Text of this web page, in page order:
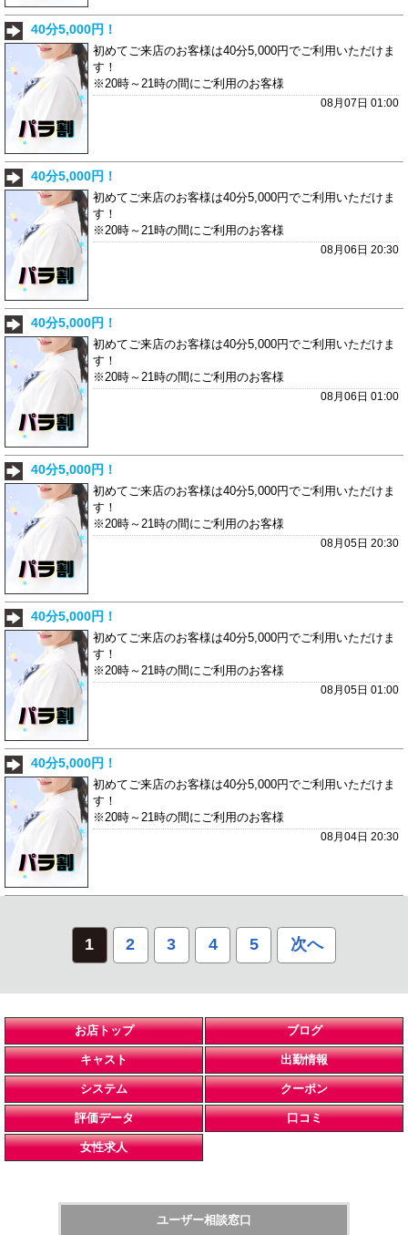
40分5,000円！
初めてご来店のお客様は40分5,000円でご利用いただけま
す！
※20時～21時の間にご利用のお客様
08月07日 01:00
40分5,000円！
初めてご来店のお客様は40分5,000円でご利用いただけま
す！
※20時～21時の間にご利用のお客様
08月06日 20:30
40分5,000円！
初めてご来店のお客様は40分5,000円でご利用いただけま
す！
※20時～21時の間にご利用のお客様
08月06日 01:00
40分5,000円！
初めてご来店のお客様は40分5,000円でご利用いただけま
す！
※20時～21時の間にご利用のお客様
08月05日 20:30
40分5,000円！
初めてご来店のお客様は40分5,000円でご利用いただけま
す！
※20時～21時の間にご利用のお客様
08月05日 01:00
40分5,000円！
初めてご来店のお客様は40分5,000円でご利用いただけま
す！
※20時～21時の間にご利用のお客様
08月04日 20:30
1 2 3 4 5 次へ
お店トップ ブログ
キャスト 出勤情報
システム クーポン
評価データ 口コミ
女性求人
ユーザー相談窓口